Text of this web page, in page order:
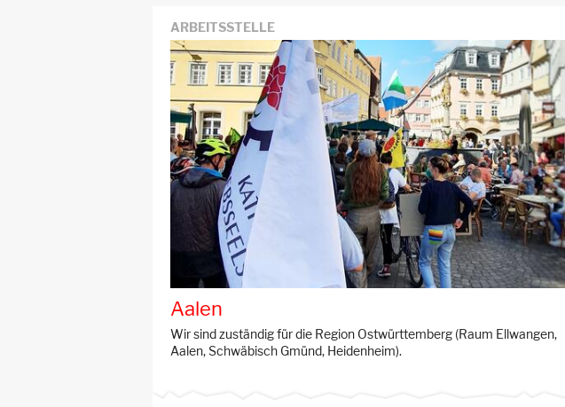
ARBEITSSTELLE
Aalen
Wir sind zuständig für die Region Ostwürttemberg (Raum Ellwangen,
Aalen, Schwäbisch Gmünd, Heidenheim).